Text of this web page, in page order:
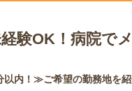
験OK！病院で
内！≫ご希望の勤務地を紹